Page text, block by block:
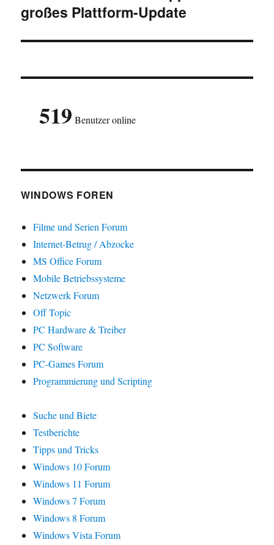
Beitrag:
großes Plattform-Update
519 Benutzer online
WINDOWS FOREN
Filme und Serien Forum
Internet-Betrug / Abzocke
MS Office Forum
Mobile Betriebssysteme
Netzwerk Forum
Off Topic
PC Hardware & Treiber
PC Software
PC-Games Forum
Programmierung und Scripting
Suche und Biete
Testberichte
Tipps und Tricks
Windows 10 Forum
Windows 11 Forum
Windows 7 Forum
Windows 8 Forum
Windows Vista Forum